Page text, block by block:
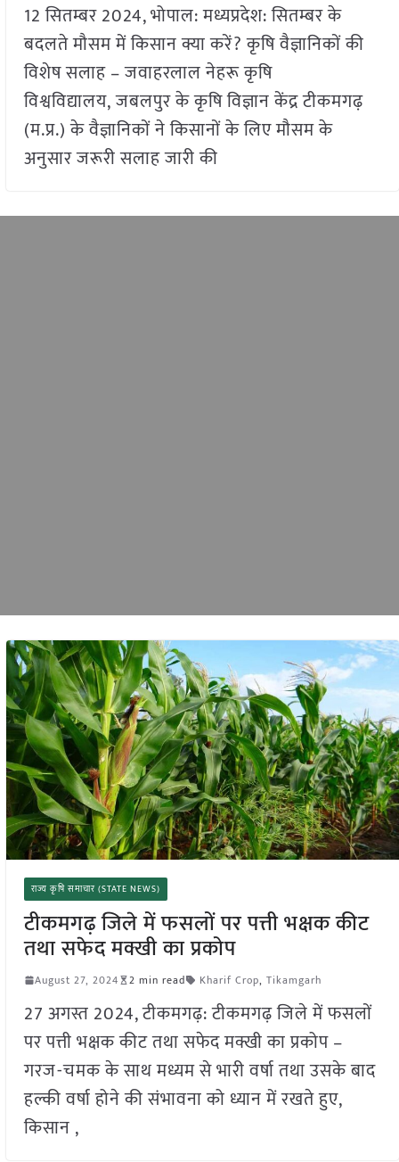
12 सितम्बर 2024, भोपाल: मध्यप्रदेश: सितम्बर के
बदलते मौसम में किसान क्या करें? कृषि वैज्ञानिकों की
विशेष सलाह – जवाहरलाल नेहरू कृषि
विश्वविद्यालय, जबलपुर के कृषि विज्ञान केंद्र टीकमगढ़
(म.प्र.) के वैज्ञानिकों ने किसानों के लिए मौसम के
अनुसार जरूरी सलाह जारी की
राज्य कृषि समाचार (STATE NEWS)
टीकमगढ़ जिले में फसलों पर पत्ती भक्षक कीट
तथा सफेद मक्खी का प्रकोप
August 27, 2024 2 min read Kharif Crop, Tikamgarh
27 अगस्त 2024, टीकमगढ़: टीकमगढ़ जिले में फसलों
पर पत्ती भक्षक कीट तथा सफेद मक्खी का प्रकोप –
गरज-चमक के साथ मध्यम से भारी वर्षा तथा उसके बाद
हल्की वर्षा होने की संभावना को ध्यान में रखते हुए,
किसान ,